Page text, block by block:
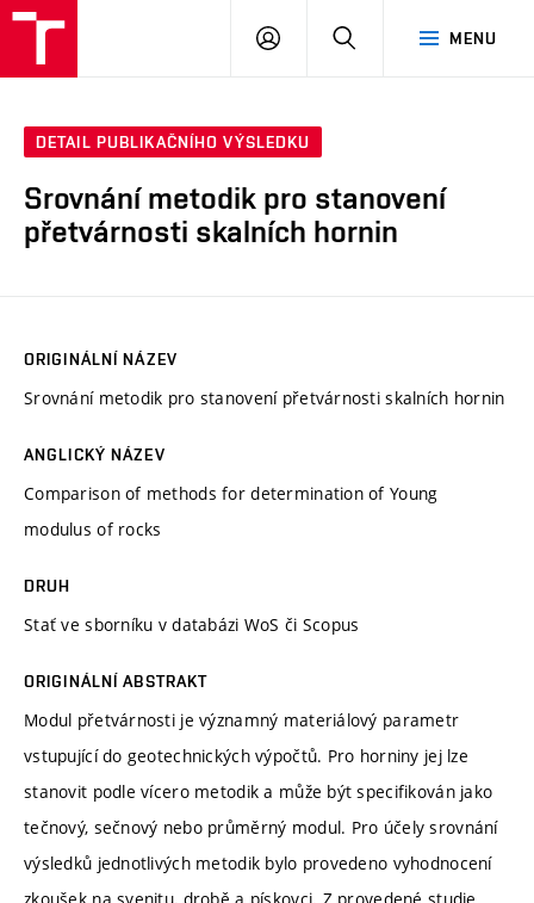
MENU
PŘIHLÁSIT
DETAIL PUBLIKAČNÍHO VÝSLEDKU
Srovnání metodik pro stanovení
přetvárnosti skalních hornin
ORIGINÁLNÍ NÁZEV
Srovnání metodik pro stanovení přetvárnosti skalních hornin
ANGLICKÝ NÁZEV
Comparison of methods for determination of Young
modulus of rocks
DRUH
Stať ve sborníku v databázi WoS či Scopus
ORIGINÁLNÍ ABSTRAKT
Modul přetvárnosti je významný materiálový parametr
vstupující do geotechnických výpočtů. Pro horniny jej lze
stanovit podle vícero metodik a může být specifikován jako
tečnový, sečnový nebo průměrný modul. Pro účely srovnání
výsledků jednotlivých metodik bylo provedeno vyhodnocení
zkoušek na syenitu, drobě a pískovci. Z provedené studie